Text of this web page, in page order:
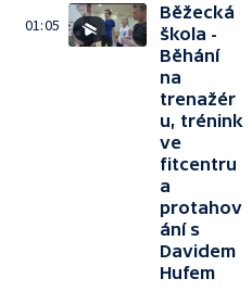
01:05
Běžecká
škola -
Běhání
na
trenažér
u, trénink
ve
fitcentru
a
protahov
ání s
Davidem
Hufem